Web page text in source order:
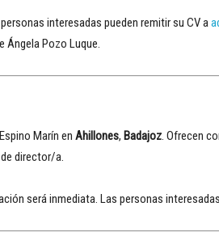
interesadas pueden remitir su CV a
Ángela Pozo Luque.
Marín en Ahillones, Badajoz . Ofrecen
director/a.
será inmediata. Las personas